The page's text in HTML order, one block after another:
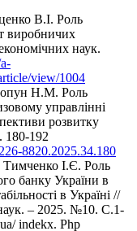
В.І. Роль
виробничих
наук.
view/1004
Н.М. Роль
управлінні
розвитку
180-192
8820.2025.34.180
І.Є. Роль
банку України в
в Україні //
– 2025. №10. С.1-
indekx. Php